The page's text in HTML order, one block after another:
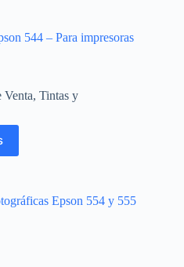
544 – Para impresoras
Venta, Tintas y